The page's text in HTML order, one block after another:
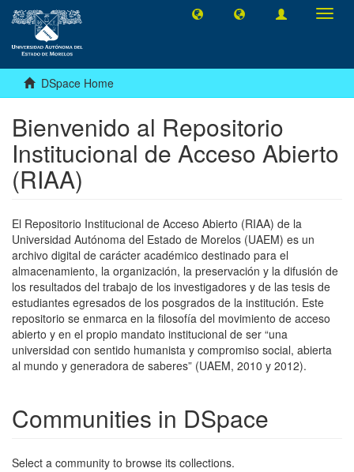
DSpace Home
Bienvenido al Repositorio
Institucional de Acceso Abierto
(RIAA)
El Repositorio Institucional de Acceso Abierto (RIAA) de la
Universidad Autónoma del Estado de Morelos (UAEM) es un
archivo digital de carácter académico destinado para el
almacenamiento, la organización, la preservación y la difusión de
los resultados del trabajo de los investigadores y de las tesis de
estudiantes egresados de los posgrados de la institución. Este
repositorio se enmarca en la filosofía del movimiento de acceso
abierto y en el propio mandato institucional de ser “una
universidad con sentido humanista y compromiso social, abierta
al mundo y generadora de saberes” (UAEM, 2010 y 2012).
Communities in DSpace
Select a community to browse its collections.